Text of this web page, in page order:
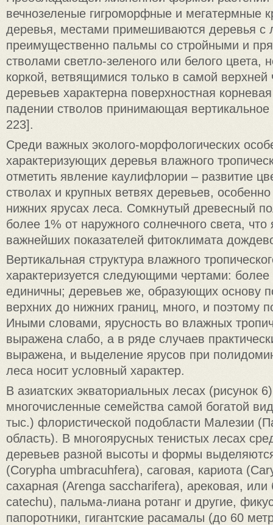
вечнозеленые гигроморфные и мегатермные
деревья, местами примешиваются деревья с
преимущественно пальмы со стройными и
стволами светло-зеленого или белого
коркой, ветвящимися только в самой верхней
деревьев характерна поверхностная
падении стволов принимающая
223].
Среди важных эколого-морфологических
характеризующих деревья влажного
отметить явление каулифлории – развитие
стволах и крупных ветвях деревьев,
нижних ярусах леса. Сомкнутый древесный
более 1% от наружного солнечного света,
важнейших показателей фитоклимата
Вертикальная структура влажного
характеризуется следующими чертами:
единичны; деревьев же, образующих основу
верхних до нижних границ, много, и поэтому
Иными словами, ярусность во влажных
выражена слабо, а в ряде случаев
выражена, и выделение ярусов при
леса носит условный характер.
В азиатских экваториальных лесах (рисунок
многочисленные семейства самой богатой
тыс.) флористической подобласти Малезии
область). В многоярусных тенистых лесах
деревьев разной высоты и формы
(Corypha umbracuhfera), саговая, кариота
сахарная (Arenga saccharifera), арековая, или
catechu), пальма-лиана ротанг и другие,
папоротники, гигантские расамалы (до 60